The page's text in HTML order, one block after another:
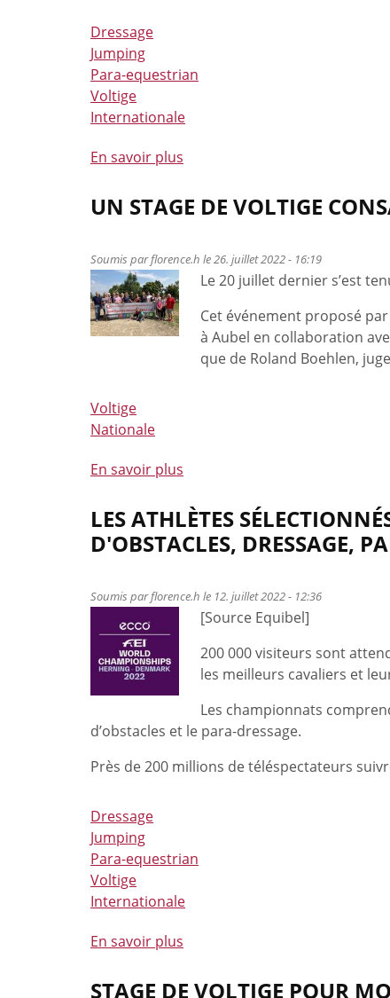
Dressage
Jumping
Para-equestrian
Voltige
Internationale
En savoir plus
de
Trois
belges
aux
championnats
monde
UN STAGE DE VOLTIGE
Soumis parflorence.h le 26. juillet 2022 - 16:19
Le 20 juillet dernier s’est
Cet événement proposé
à Aubel en collaboration
que de Roland Boehlen,
Voltige
Nationale
En savoir plus
de
Un
stage
voltige
consacré
moniteurs
responsables
de
clubs
réussi
LES ATHLÈTES
D'OBSTACLES, DRESSAGE,
Soumis parflorence.h le 12. juillet 2022 - 12:36
[Source Equibel]
200 000 visiteurs sont
les meilleurs cavaliers et
Les championnats
d’obstacles et le para-dressage.
Près de 200 millions de téléspectateurs
Dressage
Jumping
Para-equestrian
Voltige
Internationale
En savoir plus
de
STAGE DE VOLTIGE POUR